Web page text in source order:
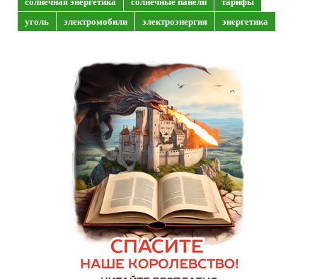
уголь
электромобили электроэнергия энергетика